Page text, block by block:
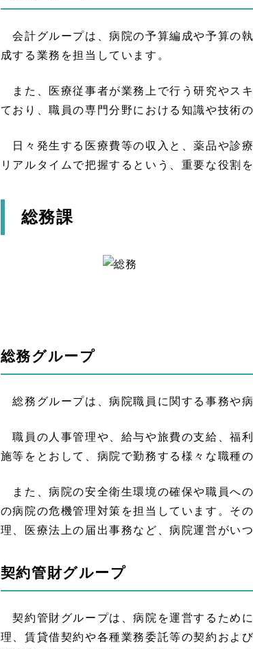
会計グループは、病院の予算編成や予算の
成する業務を担当しています。
また、医療従事者が業務上で行う研究やス
ており、職員の専門分野における知識や技術
日々発生する医療費等の収入と、薬品や診
リアルタイムで把握するという、重要な役割
総務課
総務グループ
総務グループは、病院職員に関する事務や
職員の人事管理や、給与や旅費の支給、福
施等をとおして、病院で勤務する様々な職種
また、病院の安全衛生環境の確保や職員へ
の病院の危機管理対策を担当しています。そ
理、医療法上の届出事務など、病院運営がい
契約管財グループ
契約管財グループは、病院を運営するため
理、賃貸借契約や各種業務委託等の契約およ